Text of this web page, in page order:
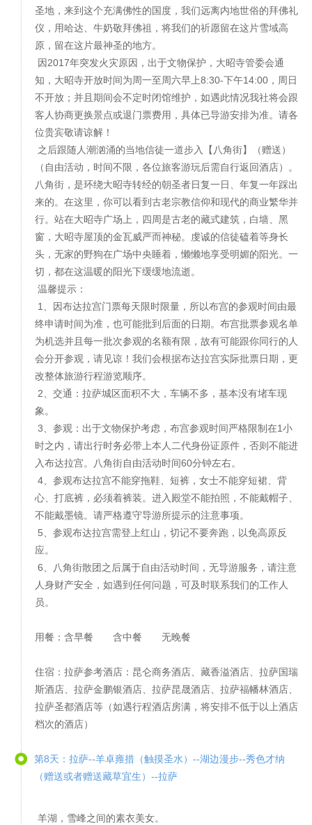
圣地，来到这个充满佛性的国度，我们远离内地世俗的拜佛礼
仪，用哈达、牛奶敬拜佛祖，将我们的祈愿留在这片雪域高
原，留在这片最神圣的地方。
因2017年突发火灾原因，出于文物保护，大昭寺管委会通
知，大昭寺开放时间为周一至周六早上8:30-下午14:00，周日
不开放；并且期间会不定时闭馆维护，如遇此情况我社将会跟
客人协商更换景点或退门票费用，具体已导游安排为准。请各
位贵宾敬请谅解！
之后跟随人潮汹涌的当地信徒一道步入【八角街】（赠送）
（自由活动，时间不限，各位旅客游玩后需自行返回酒店）。
八角街，是环绕大昭寺转经的朝圣者日复一日、年复一年踩出
来的。在这里，你可以看到古老宗教信仰和现代的商业繁华并
行。站在大昭寺广场上，四周是古老的藏式建筑，白墙、黑
窗，大昭寺屋顶的金瓦威严而神秘。虔诚的信徒磕着等身长
头，无家的野狗在广场中央睡着，懒懒地享受明媚的阳光。一
切，都在这温暖的阳光下缓缓地流逝。
温馨提示：
1、因布达拉宫门票每天限时限量，所以布宫的参观时间由最
终申请时间为准，也可能批到后面的日期。布宫批票参观名单
为机选并且每一批次参观的名额有限，故有可能跟你同行的人
会分开参观，请见谅！我们会根据布达拉宫实际批票日期，更
改整体旅游行程游览顺序。
2、交通：拉萨城区面积不大，车辆不多，基本没有堵车现
象。
3、参观：出于文物保护考虑，布宫参观时间严格限制在1小
时之内，请出行时务必带上本人二代身份证原件，否则不能进
入布达拉宫。八角街自由活动时间60分钟左右。
4、参观布达拉宫不能穿拖鞋、短裤，女士不能穿短裙、背
心、打底裤，必须着裤装。进入殿堂不能拍照，不能戴帽子、
不能戴墨镜。请严格遵守导游所提示的注意事项。
5、参观布达拉宫需登上红山，切记不要奔跑，以免高原反
应。
6、八角街散团之后属于自由活动时间，无导游服务，请注意
人身财产安全，如遇到任何问题，可及时联系我们的工作人
员。
用餐：含早餐 含中餐 无晚餐
住宿：拉萨参考酒店：昆仑商务酒店、藏香溢酒店、拉萨国瑞
斯酒店、拉萨金鹏银酒店、拉萨昆晟酒店、拉萨福幡林酒店、
拉萨圣都酒店等（如遇行程酒店房满，将安排不低于以上酒店
档次的酒店）
第8天：拉萨--羊卓雍措（触摸圣水）--湖边漫步--秀色才纳
（赠送或者赠送藏草宜生）--拉萨
羊湖，雪峰之间的素衣美女。